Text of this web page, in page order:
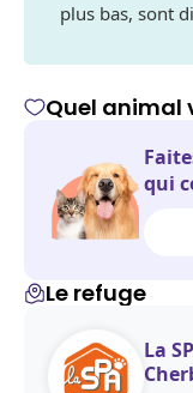
plus bas, sont
Quel animal
qui
Le refuge
La